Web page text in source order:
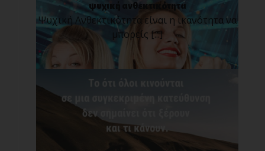
ψυχική ανθεκτικότητα
Ψυχική Ανθεκτικότητα είναι η ικανότητα να
μπορείς [...]